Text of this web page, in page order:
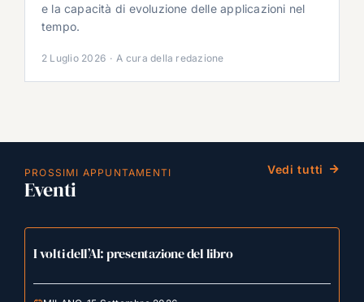
e la capacità di evoluzione delle applicazioni nel
tempo.
2 Luglio 2026 · A cura della redazione
PROSSIMI APPUNTAMENTI
Eventi
Vedi tutti
I volti dell’AI: presentazione del libro